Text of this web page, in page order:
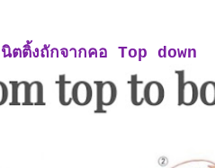
นิตติ้งถักจากคอ Top down